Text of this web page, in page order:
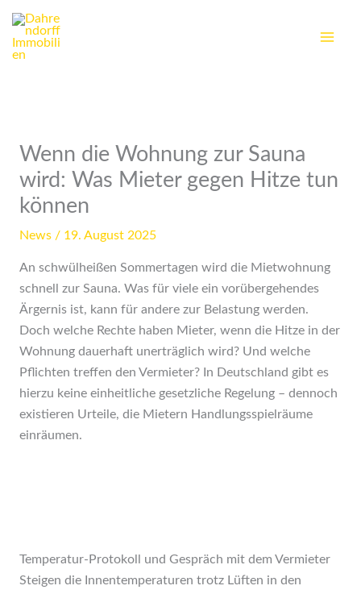
Inhalt
springen
Wenn die Wohnung zur Sauna
wird: Was Mieter gegen Hitze tun
können
News/ 19. August 2025
An schwülheißen Sommertagen wird die Mietwohnung
schnell zur Sauna. Was für viele ein vorübergehendes
Ärgernis ist, kann für andere zur Belastung werden.
Doch welche Rechte haben Mieter, wenn die Hitze in der
Wohnung dauerhaft unerträglich wird? Und welche
Pflichten treffen den Vermieter? In Deutschland gibt es
hierzu keine einheitliche gesetzliche Regelung – dennoch
existieren Urteile, die Mietern Handlungsspielräume
einräumen.
Temperatur-Protokoll und Gespräch mit dem Vermieter
Steigen die Innentemperaturen trotz Lüften in den